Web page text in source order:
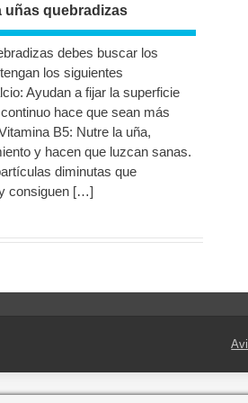
uñas quebradizas
debes buscar los
los siguientes
Ayudan a fijar la superficie
hace que sean más
B5: Nutre la uña,
y hacen que luzcan sanas.
diminutas que
consiguen […]